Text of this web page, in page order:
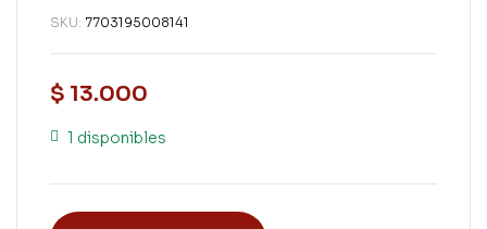
SKU: 7703195008141
$ 13.000
1 disponibles